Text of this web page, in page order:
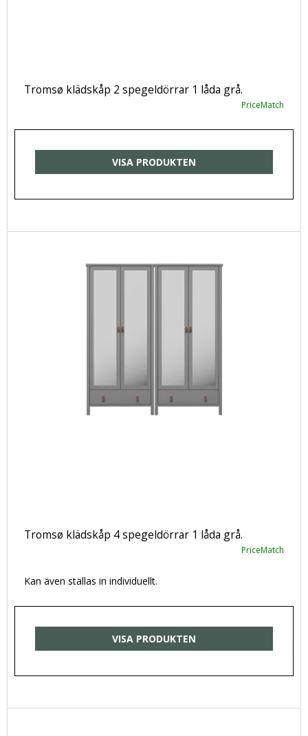
Tromsø klädskåp 2 spegeldörrar 1 låda grå.
PriceMatch
VISA PRODUKTEN
Tromsø klädskåp 4 spegeldörrar 1 låda grå.
PriceMatch
Kan även ställas in individuellt.
VISA PRODUKTEN